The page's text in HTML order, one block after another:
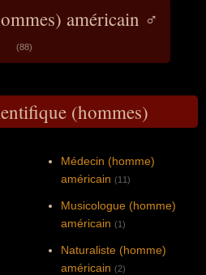
américain ♂
(88)
(hommes)
Médecin (homme)
américain (11)
Musicologue (homme)
américain (1)
Naturaliste (homme)
américain (2)